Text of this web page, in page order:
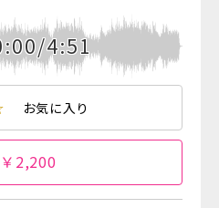
4:51
お気に入り
￥2,200